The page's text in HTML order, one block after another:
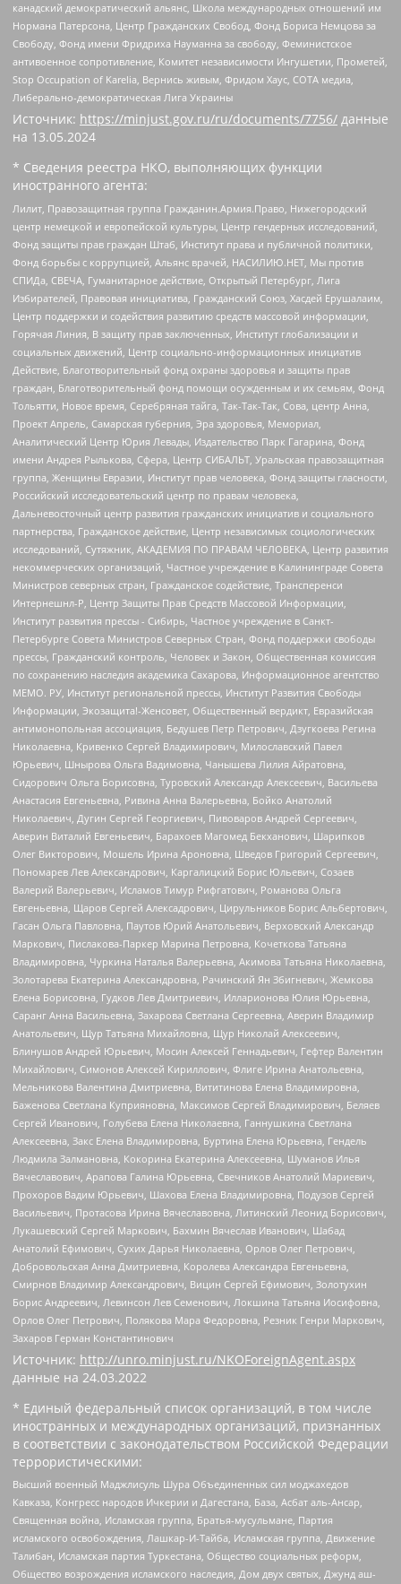
канадский демократический альянс, Школа международных отношений им
Нормана Патерсона, Центр Гражданских Свобод, Фонд Бориса Немцова за
Свободу, Фонд имени Фридриха Науманна за свободу, Феминистское
антивоенное сопротивление, Комитет независимости Ингушетии, Прометей,
Stop Occupation of Karelia, Вернись живым, Фридом Хаус, СОТА медиа,
Либерально-демократическая Лига Украины
Источник: https://minjust.gov.ru/ru/documents/7756/ данные
на 13.05.2024
* Сведения реестра НКО, выполняющих функции
иностранного агента:
Лилит, Правозащитная группа Гражданин.Армия.Право, Нижегородский
центр немецкой и европейской культуры, Центр гендерных исследований,
Фонд защиты прав граждан Штаб, Институт права и публичной политики,
Фонд борьбы с коррупцией, Альянс врачей, НАСИЛИЮ.НЕТ, Мы против
СПИДа, СВЕЧА, Гуманитарное действие, Открытый Петербург, Лига
Избирателей, Правовая инициатива, Гражданский Союз, Хасдей Ерушалаим,
Центр поддержки и содействия развитию средств массовой информации,
Горячая Линия, В защиту прав заключенных, Институт глобализации и
социальных движений, Центр социально-информационных инициатив
Действие, Благотворительный фонд охраны здоровья и защиты прав
граждан, Благотворительный фонд помощи осужденным и их семьям, Фонд
Тольятти, Новое время, Серебряная тайга, Так-Так-Так, Сова, центр Анна,
Проект Апрель, Самарская губерния, Эра здоровья, Мемориал,
Аналитический Центр Юрия Левады, Издательство Парк Гагарина, Фонд
имени Андрея Рылькова, Сфера, Центр СИБАЛЬТ, Уральская правозащитная
группа, Женщины Евразии, Институт прав человека, Фонд защиты гласности,
Российский исследовательский центр по правам человека,
Дальневосточный центр развития гражданских инициатив и социального
партнерства, Гражданское действие, Центр независимых социологических
исследований, Сутяжник, АКАДЕМИЯ ПО ПРАВАМ ЧЕЛОВЕКА, Центр развития
некоммерческих организаций, Частное учреждение в Калининграде Совета
Министров северных стран, Гражданское содействие, Трансперенси
Интернешнл-Р, Центр Защиты Прав Средств Массовой Информации,
Институт развития прессы - Сибирь, Частное учреждение в Санкт-
Петербурге Совета Министров Северных Стран, Фонд поддержки свободы
прессы, Гражданский контроль, Человек и Закон, Общественная комиссия
по сохранению наследия академика Сахарова, Информационное агентство
МЕМО. РУ, Институт региональной прессы, Институт Развития Свободы
Информации, Экозащита!-Женсовет, Общественный вердикт, Евразийская
антимонопольная ассоциация, Бедушев Петр Петрович, Дзугкоева Регина
Николаевна, Кривенко Сергей Владимирович, Милославский Павел
Юрьевич, Шнырова Ольга Вадимовна, Чанышева Лилия Айратовна,
Сидорович Ольга Борисовна, Туровский Александр Алексеевич, Васильева
Анастасия Евгеньевна, Ривина Анна Валерьевна, Бойко Анатолий
Николаевич, Дугин Сергей Георгиевич, Пивоваров Андрей Сергеевич,
Аверин Виталий Евгеньевич, Барахоев Магомед Бекханович, Шарипков
Олег Викторович, Мошель Ирина Ароновна, Шведов Григорий Сергеевич,
Пономарев Лев Александрович, Каргалицкий Борис Юльевич, Созаев
Валерий Валерьевич, Исламов Тимур Рифгатович, Романова Ольга
Евгеньевна, Щаров Сергей Алексадрович, Цирульников Борис Альбертович,
Гасан Ольга Павловна, Паутов Юрий Анатольевич, Верховский Александр
Маркович, Пислакова-Паркер Марина Петровна, Кочеткова Татьяна
Владимировна, Чуркина Наталья Валерьевна, Акимова Татьяна Николаевна,
Золотарева Екатерина Александровна, Рачинский Ян Збигневич, Жемкова
Елена Борисовна, Гудков Лев Дмитриевич, Илларионова Юлия Юрьевна,
Саранг Анна Васильевна, Захарова Светлана Сергеевна, Аверин Владимир
Анатольевич, Щур Татьяна Михайловна, Щур Николай Алексеевич,
Блинушов Андрей Юрьевич, Мосин Алексей Геннадьевич, Гефтер Валентин
Михайлович, Симонов Алексей Кириллович, Флиге Ирина Анатольевна,
Мельникова Валентина Дмитриевна, Вититинова Елена Владимировна,
Баженова Светлана Куприяновна, Максимов Сергей Владимирович, Беляев
Сергей Иванович, Голубева Елена Николаевна, Ганнушкина Светлана
Алексеевна, Закс Елена Владимировна, Буртина Елена Юрьевна, Гендель
Людмила Залмановна, Кокорина Екатерина Алексеевна, Шуманов Илья
Вячеславович, Арапова Галина Юрьевна, Свечников Анатолий Мариевич,
Прохоров Вадим Юрьевич, Шахова Елена Владимировна, Подузов Сергей
Васильевич, Протасова Ирина Вячеславовна, Литинский Леонид Борисович,
Лукашевский Сергей Маркович, Бахмин Вячеслав Иванович, Шабад
Анатолий Ефимович, Сухих Дарья Николаевна, Орлов Олег Петрович,
Добровольская Анна Дмитриевна, Королева Александра Евгеньевна,
Смирнов Владимир Александрович, Вицин Сергей Ефимович, Золотухин
Борис Андреевич, Левинсон Лев Семенович, Локшина Татьяна Иосифовна,
Орлов Олег Петрович, Полякова Мара Федоровна, Резник Генри Маркович,
Захаров Герман Константинович
Источник: http://unro.minjust.ru/NKOForeignAgent.aspx
данные на 24.03.2022
* Единый федеральный список организаций, в том числе
иностранных и международных организаций, признанных
в соответствии с законодательством Российской Федерации
террористическими:
Высший военный Маджлисуль Шура Объединенных сил моджахедов
Кавказа, Конгресс народов Ичкерии и Дагестана, База, Асбат аль-Ансар,
Священная война, Исламская группа, Братья-мусульмане, Партия
исламского освобождения, Лашкар-И-Тайба, Исламская группа, Движение
Талибан, Исламская партия Туркестана, Общество социальных реформ,
Общество возрождения исламского наследия, Дом двух святых, Джунд аш-